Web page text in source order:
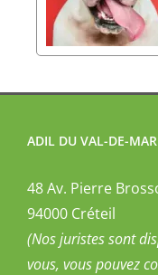
ADIL DU VAL-DE-
48 Av. Pierre
94000 Créteil
(Nos juristes sont
vous, vous pouvez